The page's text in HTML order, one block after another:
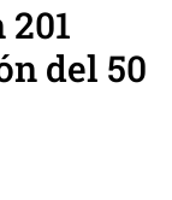
del 50